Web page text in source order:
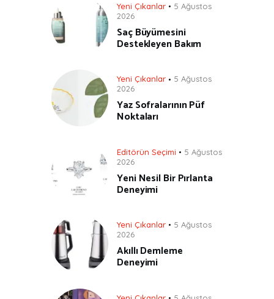
Yeni Çıkanlar
5 Ağustos
2026
Saç Büyümesini
Destekleyen Bakım
Yeni Çıkanlar
5 Ağustos
2026
Yaz Sofralarının Püf
Noktaları
Editörün Seçimi
5 Ağustos
2026
Yeni Nesil Bir Pırlanta
Deneyimi
Yeni Çıkanlar
5 Ağustos
2026
Akıllı Demleme
Deneyimi